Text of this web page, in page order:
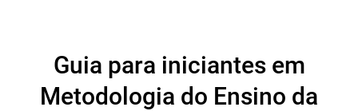
Guia para iniciantes em
Metodologia do Ensino da